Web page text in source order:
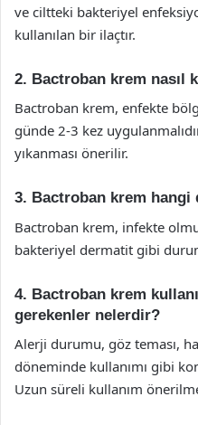
ve ciltteki bakteriyel
kullanılan bir ilaçtır.
2. Bactroban krem nasıl
Bactroban krem, enfekte
günde 2-3 kez
yıkanması önerilir.
3. Bactroban krem hangi
Bactroban krem, infekte
bakteriyel dermatit gibi
4. Bactroban krem
gerekenler nelerdir?
Alerji durumu, göz teması,
döneminde kullanımı gibi
Uzun süreli kullanım